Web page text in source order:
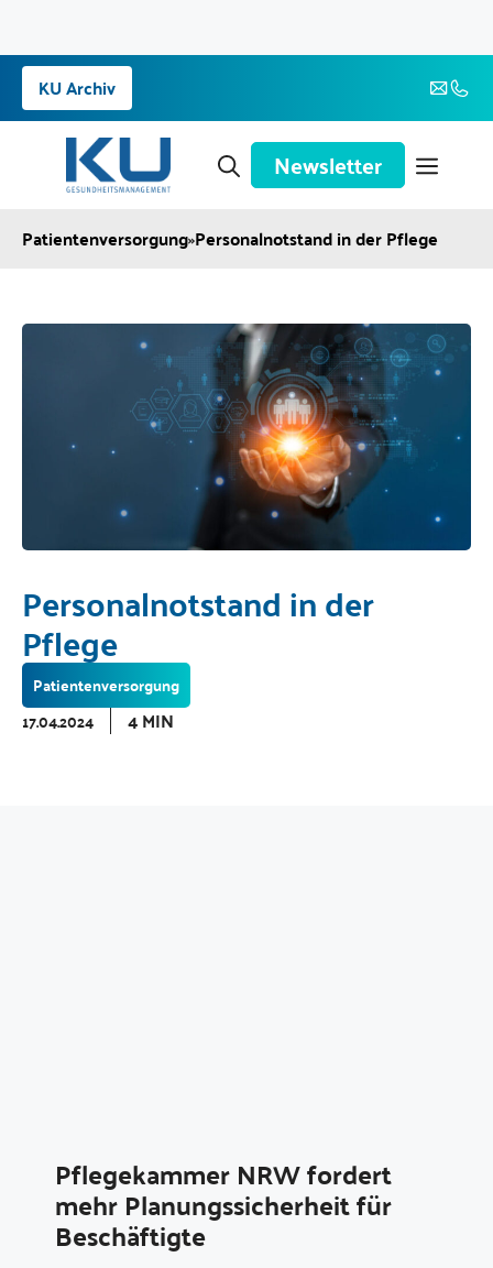
Zum
Inhalt
springen
KU Archiv
Newsletter
Patientenversorgung»Personalnotstand in der Pflege
Personalnotstand in der
Pflege
Patientenversorgung
17.04.2024
4 MIN
Pflegekammer NRW fordert
mehr Planungssicherheit für
Beschäftigte